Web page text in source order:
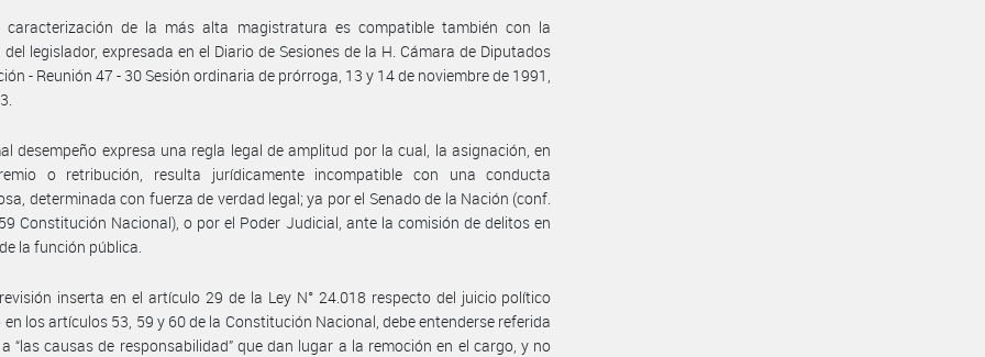
caracterización de la más alta magistratura es compatible también con la
legislador, expresada en el Diario de Sesiones de la H. Cámara de Diputados
- Reunión 47 - 30 Sesión ordinaria de prórroga, 13 y 14 de noviembre de 1991,
desempeño expresa una regla legal de amplitud por la cual, la asignación, en
o retribución, resulta jurídicamente incompatible con una conducta
determinada con fuerza de verdad legal; ya por el Senado de la Nación (conf.
Constitución Nacional), o por el Poder Judicial, ante la comisión de delitos en
la función pública.
inserta en el artículo 29 de la Ley N° 24.018 respecto del juicio político
los artículos 53, 59 y 60 de la Constitución Nacional, debe entenderse referida
“las causas de responsabilidad” que dan lugar a la remoción en el cargo, y no